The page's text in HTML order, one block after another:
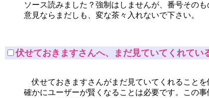
ソース読みました？強制はしませんが、番号そのも
意見ならまだしも、変な茶々入れないで下さい。
伏せておきますさんへ、まだ見ていてくれてい
伏せておきますさんがまだ見ていてくれることを
確かにユーザーが賢くなることは必要です。この